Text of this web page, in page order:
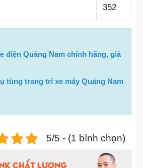
352
điện Quảng Nam chính hãng, giá
tùng trang trí xe máy Quảng Nam
5/5 - (1 bình chọn)